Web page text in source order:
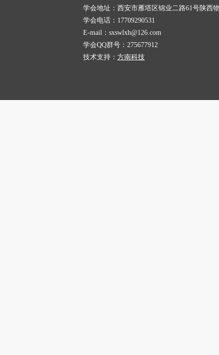
学会地址：西安市雁塔区锦业二路61号陕西
学会电话：17709290531
E-mail：sxswlxh@126.com
学会QQ群号：275677912
技术支持： 方南科技